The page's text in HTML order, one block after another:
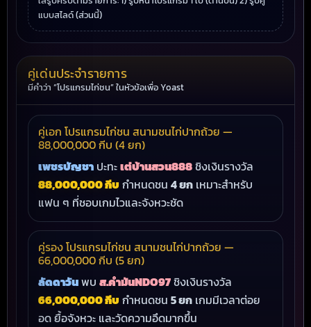
แบบสไลด์ (ส่วนนี้)
คู่เด่นประจำรายการ
มีคำว่า “โปรแกรมไก่ชน” ในหัวข้อเพื่อ Yoast
คู่เอก โปรแกรมไก่ชน สนามชนไก่ปากถ้วย —
88,000,000 กีบ (4 ยก)
เพชรบัญชา ปะทะเต่บ้านสวน888ชิงเงินรางวัล
88,000,000 กีบ กำหนดชน 4 ยก เหมาะสำหรับ
แฟน ๆ ที่ชอบเกมไวและจังหวะชัด
คู่รอง โปรแกรมไก่ชน สนามชนไก่ปากถ้วย —
66,000,000 กีบ (5 ยก)
ลัดดาวันพบ ส.คำมันNDO97ชิงเงินรางวัล
66,000,000 กีบ กำหนดชน 5 ยก เกมมีเวลาต่อย
อด ยื้อจังหวะ และวัดความอึดมากขึ้น